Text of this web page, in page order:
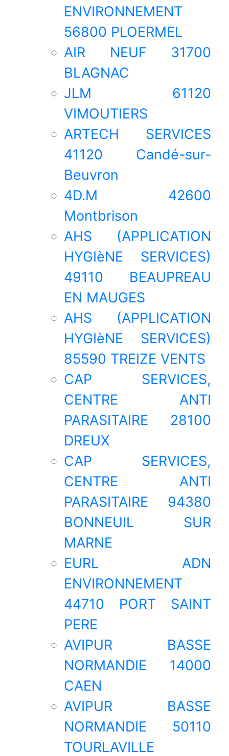
ENVIRONNEMENT
56800 PLOERMEL
AIR NEUF 31700
BLAGNAC
JLM 61120
VIMOUTIERS
ARTECH SERVICES
41120 Candé-sur-
Beuvron
4D.M 42600
Montbrison
AHS (APPLICATION
HYGIèNE SERVICES)
49110 BEAUPREAU
EN MAUGES
AHS (APPLICATION
HYGIèNE SERVICES)
85590 TREIZE VENTS
CAP SERVICES,
CENTRE ANTI
PARASITAIRE 28100
DREUX
CAP SERVICES,
CENTRE ANTI
PARASITAIRE 94380
BONNEUIL SUR
MARNE
EURL ADN
ENVIRONNEMENT
44710 PORT SAINT
PERE
AVIPUR BASSE
NORMANDIE 14000
CAEN
AVIPUR BASSE
NORMANDIE 50110
TOURLAVILLE